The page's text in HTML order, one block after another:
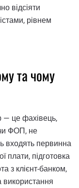
відсіяти
рівнем
та чому
— це фахівець,
чи ФОП, не
входять первинна
плати, підготовка
з клієнт-банком,
використання